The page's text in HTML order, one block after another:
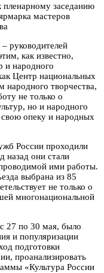
заседанию
мастеров
руководителей
как известно,
и народного
Центр национальных
народного творчества,
не только о
но и народного
опеку и народных
России проходили
назад они стали
ими работы.
выбрана из 85
не только о
многонациональной
27 по 30 мая, было
и популяризации
подготовки
проанализировать
«Культура России